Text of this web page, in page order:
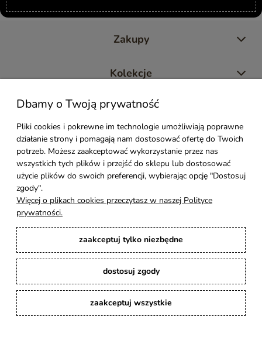
Zakupy
Kolekcje
Moje konto
Pomoc
Styl Mebli
Rodzaje drewna
Kontakt
Karina Meble
: Ręcznie robione meble indyjskie, loftowe, industrialne i boho z
litego drewna. | Copyright © 2008–2026
Dbamy o Twoją prywatność
Pliki cookies i pokrewne im technologie umożliwiają poprawne
działanie strony i pomagają nam dostosować ofertę do Twoich
potrzeb. Możesz zaakceptować wykorzystanie przez nas
wszystkich tych plików i przejść do sklepu lub dostosować
użycie plików do swoich preferencji, wybierając opcję "Dostosuj
zgody".
Więcej o plikach cookies przeczytasz w naszej Polityce
prywatności.
zaakceptuj tylko niezbędne
dostosuj zgody
zaakceptuj wszystkie